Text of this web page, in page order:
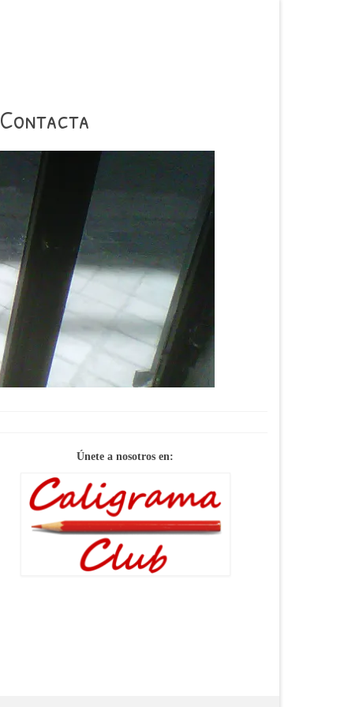
Contacta
Únete a nosotros en: